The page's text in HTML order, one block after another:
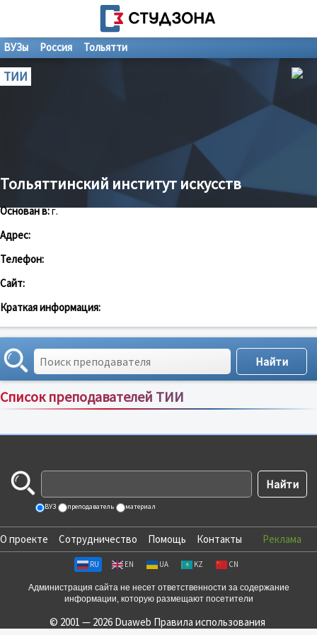
ВУЗы Россия Тольятти
ТИИ
Тольяттинский институт искусств
Основан в:г.
Адрес:
Телефон:
Сайт:
Краткая информация:
Список преподавателей ТИИ
Сортировка по:имени;рейтингу;отзывам
ВУЗ преподаватель материал
О проекте Сотрудничество Помощь Контакты Реклама
RU EN UA KZ CN
Администрация сайта не несет ответственности за содержание
информации, которую размещают посетители
© 2001 — 2026 Duaweb Правила использования